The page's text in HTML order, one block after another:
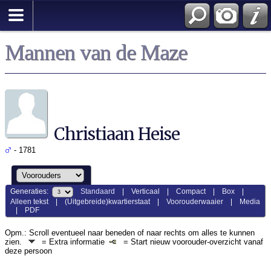
Mannen van de Maze
Christiaan Heise
- 1781
Generaties: Standaard |Verticaal |Compact| Box
Alleen tekst|(Uitgebreide)kwartierstaat|Voorouderwaaier
Media
PDF
Opm.: Scroll eventueel naar beneden of naar rechts om alles te kunnen
zien.
= Extra informatie
= Start nieuw voorouder-overzicht vanaf
deze persoon